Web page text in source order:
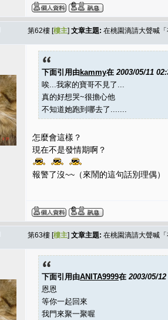
第62樓 [樓主] 文章主題: 在桃園滴請大聲喊
下面引用由kammy在 2003/05/11
唉...我家的寶哥不見了...
真的好想哭~很擔心他
不知道她跑到哪去了.......
怎麼會這樣？
現在不是發情期啊？
報警了沒~~（來鬧的這句話別理偶）
第63樓 [樓主] 文章主題: 在桃園滴請大聲喊
下面引用由ANITA9999在 2003/05/
恩恩
等你一起回來
我門來聚一聚喔